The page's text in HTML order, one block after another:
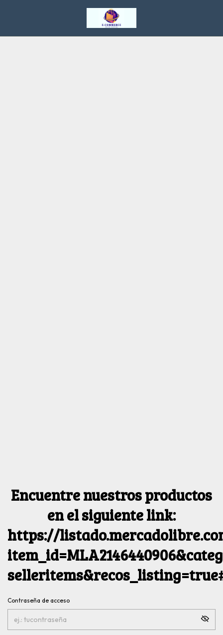
Encuentre nuestros productos
en el siguiente link:
https://
Contraseña de acceso